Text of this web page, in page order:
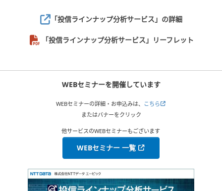
「投信ラインナップ分析サービス」 の詳細
「投信ラインナップ分析サービス」リーフレット
WEBセミナーを開催しています
WEBセミナーの詳細・お申込みは、
こちら
またはバナーをクリック
他サービスのWEBセミナーもございます
WEBセミナー 一覧